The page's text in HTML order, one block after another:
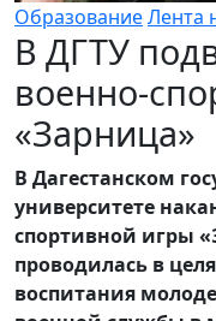
ОбразованиеЛента
В ДГТУ
военно-
«Зарница»
В Дагестанском
университете
спортивной игры
проводилась в
воспитания